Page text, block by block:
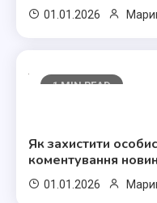
01.01.2026
1 MIN READ
Як захистити
коментування новин
01.01.2026